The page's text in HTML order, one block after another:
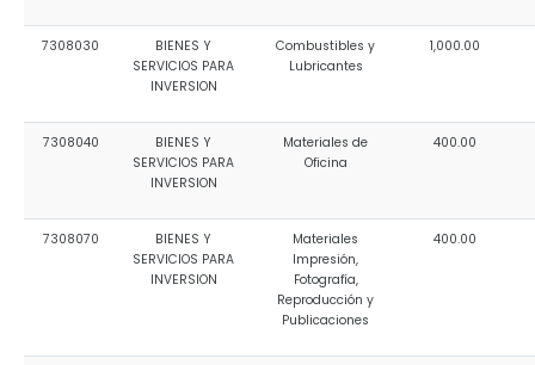
7308030
BIENES Y
SERVICIOS PARA
INVERSION
Combustibles y
Lubricantes
1,000.00
7308040
BIENES Y
SERVICIOS PARA
INVERSION
Materiales de
Oficina
400.00
7308070
BIENES Y
SERVICIOS PARA
INVERSION
Materiales
Impresión,
Fotografía,
Reproducción y
Publicaciones
400.00